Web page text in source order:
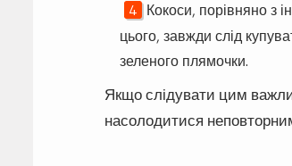
Кокоси, порівняно з
цього, завжди слід
зеленого плямочки.
Якщо слідувати цим
насолодитися